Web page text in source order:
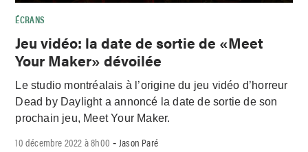
ÉCRANS
Jeu vidéo: la date de sortie de «Meet
Your Maker» dévoilée
Le studio montréalais à l’origine du jeu vidéo d’horreur
Dead by Daylight a annoncé la date de sortie de son
prochain jeu, Meet Your Maker.
10 décembre 2022 à 8h00 - Jason Paré